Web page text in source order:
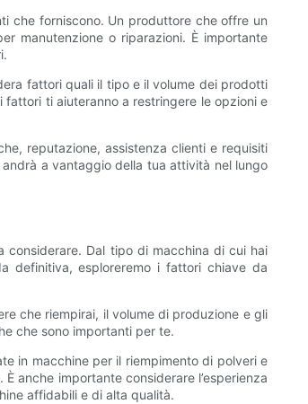
che forniscono. Un produttore che offre un
manutenzione o riparazioni. È importante
fattori quali il tipo e il volume dei prodotti
ti aiuteranno a restringere le opzioni e
reputazione, assistenza clienti e requisiti
a vantaggio della tua attività nel lungo
Dal tipo di macchina di cui hai
definitiva, esploreremo i fattori chiave da
che riempirai, il volume di produzione e gli
che sono importanti per te.
in macchine per il riempimento di polveri e
anche importante considerare l’esperienza
affidabili e di alta qualità.